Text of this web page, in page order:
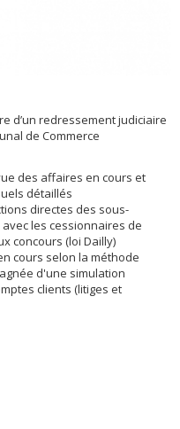
d’un redressement judiciaire
de Commerce
des affaires en cours et
détaillés
directes des sous-
les cessionnaires de
concours (loi Dailly)
cours selon la méthode
d'une simulation
clients (litiges et